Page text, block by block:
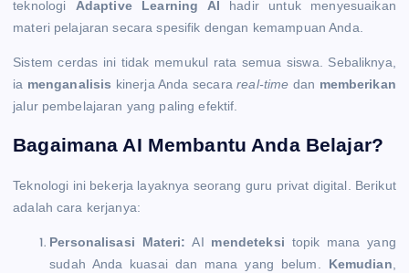
teknologi Adaptive Learning AI hadir untuk menyesuaikan
materi pelajaran secara spesifik dengan kemampuan Anda.
Sistem cerdas ini tidak memukul rata semua siswa. Sebaliknya,
ia menganalisis kinerja Anda secarareal-time dan memberikan
jalur pembelajaran yang paling efektif.
Bagaimana AI Membantu Anda Belajar?
Teknologi ini bekerja layaknya seorang guru privat digital. Berikut
adalah cara kerjanya:
Personalisasi Materi: AI mendeteksi topik mana yang
sudah Anda kuasai dan mana yang belum. Kemudian